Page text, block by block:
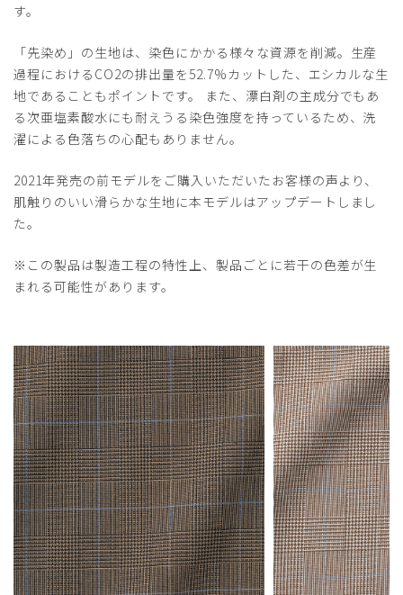
す。
「先染め」の生地は、染色にかかる様々な資源を削減。生産
過程におけるCO2の排出量を52.7%カットした、エシカルな生
地であることもポイントです。 また、漂白剤の主成分でもあ
る次亜塩素酸水にも耐えうる染色強度を持っているため、洗
濯による色落ちの心配もありません。
2021年発売の前モデルをご購入いただいたお客様の声より、
肌触りのいい滑らかな生地に本モデルはアップデートしまし
た。
※この製品は製造工程の特性上、製品ごとに若干の色差が生
まれる可能性があります。